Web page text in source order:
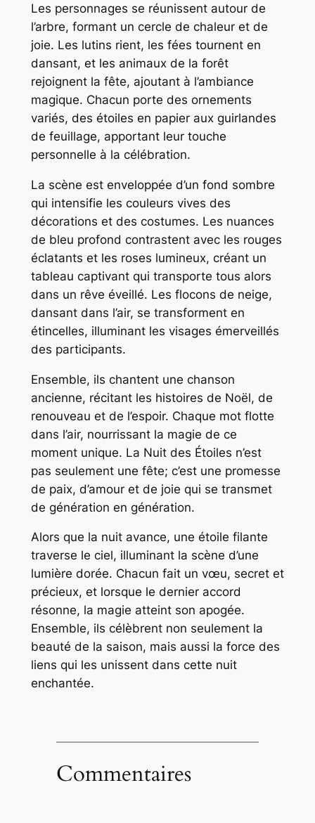
Les personnages se réunissent autour de
l’arbre, formant un cercle de chaleur et de
joie. Les lutins rient, les fées tournent en
dansant, et les animaux de la forêt
rejoignent la fête, ajoutant à l’ambiance
magique. Chacun porte des ornements
variés, des étoiles en papier aux guirlandes
de feuillage, apportant leur touche
personnelle à la célébration.
La scène est enveloppée d’un fond sombre
qui intensifie les couleurs vives des
décorations et des costumes. Les nuances
de bleu profond contrastent avec les rouges
éclatants et les roses lumineux, créant un
tableau captivant qui transporte tous alors
dans un rêve éveillé. Les flocons de neige,
dansant dans l’air, se transforment en
étincelles, illuminant les visages émerveillés
des participants.
Ensemble, ils chantent une chanson
ancienne, récitant les histoires de Noël, de
renouveau et de l’espoir. Chaque mot flotte
dans l’air, nourrissant la magie de ce
moment unique. La Nuit des Étoiles n’est
pas seulement une fête; c’est une promesse
de paix, d’amour et de joie qui se transmet
de génération en génération.
Alors que la nuit avance, une étoile filante
traverse le ciel, illuminant la scène d’une
lumière dorée. Chacun fait un vœu, secret et
précieux, et lorsque le dernier accord
résonne, la magie atteint son apogée.
Ensemble, ils célèbrent non seulement la
beauté de la saison, mais aussi la force des
liens qui les unissent dans cette nuit
enchantée.
Commentaires